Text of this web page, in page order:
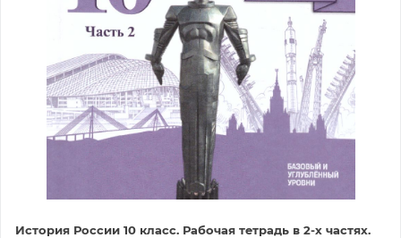
История России 10 класс. Рабочая тетрадь в 2-х частях.